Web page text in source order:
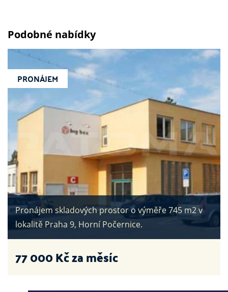
Podobné nabídky
Pronájem skladových prostor o výměře 745 m2 v
lokalitě Praha 9, Horní Počernice.
PRONÁJEM
77 000Kč za měsíc